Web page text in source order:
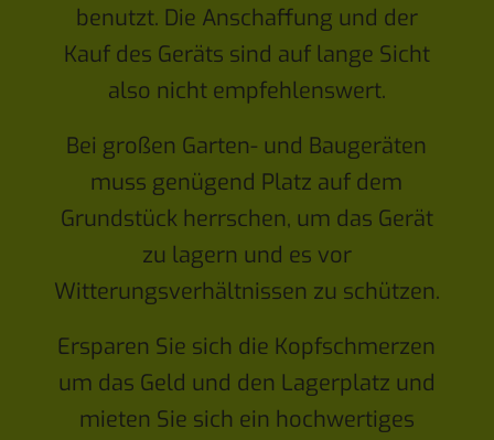
benutzt. Die Anschaffung und der
Kauf des Geräts sind auf lange Sicht
also nicht empfehlenswert.
Bei großen Garten- und Baugeräten
muss genügend Platz auf dem
Grundstück herrschen, um das Gerät
zu lagern und es vor
Witterungsverhältnissen zu schützen.
Ersparen Sie sich die Kopfschmerzen
um das Geld und den Lagerplatz und
mieten Sie sich ein hochwertiges